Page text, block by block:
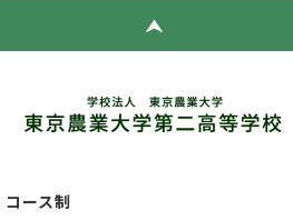
コース制